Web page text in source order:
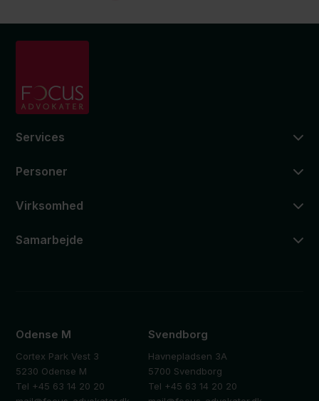
Services
Personer
Virksomhed
Samarbejde
Odense M
Cortex Park Vest 3
5230 Odense M
Tel +45 63 14 20 20
Svendborg
Havnepladsen 3A
5700 Svendborg
Tel +45 63 14 20 20